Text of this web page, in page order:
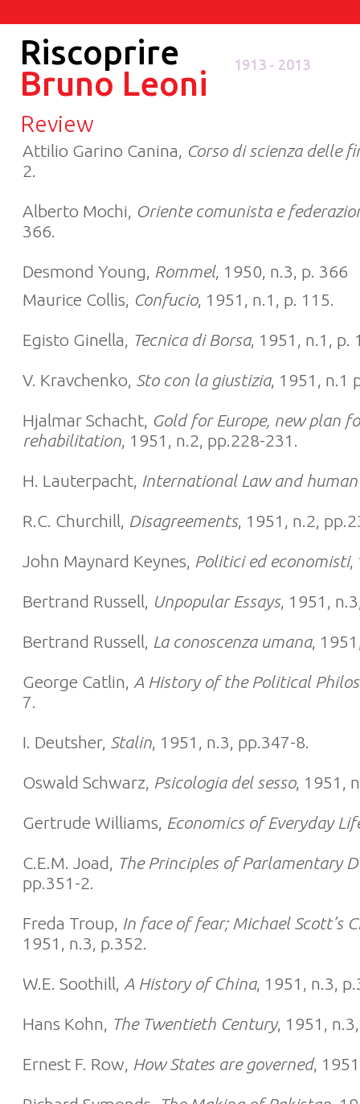
Riscoprire
Bruno Leoni
1913 - 2013
Review
Attilio Garino Canina, Corso di scienza delle
2.
Alberto Mochi, Oriente comunista e
366.
Desmond Young, Rommel, 1950, n.3, p. 366
Maurice Collis, Confucio, 1951, n.1, p. 115.
Egisto Ginella, Tecnica di Borsa, 1951, n.1, p.
V. Kravchenko, Sto con la giustizia, 1951, n.1
Hjalmar Schacht, Gold for Europe, new plan
rehabilitation, 1951, n.2, pp.228-231.
H. Lauterpacht, International Law and
R.C. Churchill, Disagreements, 1951, n.2,
John Maynard Keynes, Politici ed economisti,
Bertrand Russell, Unpopular Essays, 1951,
Bertrand Russell, La conoscenza umana,
George Catlin, A History of the Political
7.
I. Deutsher, Stalin, 1951, n.3, pp.347-8.
Oswald Schwarz, Psicologia del sesso, 1951,
Gertrude Williams, Economics of Everyday
C.E.M. Joad, The Principles of Parlamentary
pp.351-2.
Freda Troup, In face of fear; Michael Scott’s
1951, n.3, p.352.
W.E. Soothill, A History of China, 1951, n.3,
Hans Kohn, The Twentieth Century, 1951,
Ernest F. Row, How States are governed,